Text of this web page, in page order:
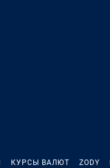
КУРСЫ ВАЛЮТ ZODY